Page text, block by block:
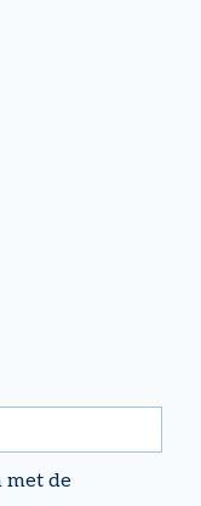
met de